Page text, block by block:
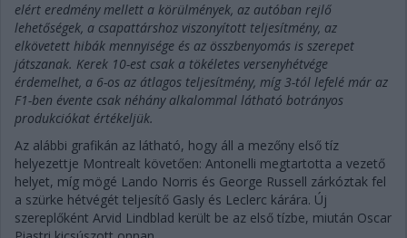
elért eredmény mellett a körülmények, az autóban rejlő
lehetőségek, a csapattárshoz viszonyított teljesítmény, az
elkövetett hibák mennyisége és az összbenyomás is szerepet
játszanak. Kerek 10-est csak a tökéletes versenyhétvége
érdemelhet, a 6-os az átlagos teljesítmény, míg 3-tól lefelé már az
F1-ben évente csak néhány alkalommal látható botrányos
produkciókat értékeljük.
Az alábbi grafikán az látható, hogy áll a mezőny első tíz
helyezettje Montrealt követően: Antonelli megtartotta a vezető
helyet, míg mögé Lando Norris és George Russell zárkóztak fel
a szürke hétvégét teljesítő Gasly és Leclerc kárára. Új
szereplőként Arvid Lindblad került be az első tízbe, miután Oscar